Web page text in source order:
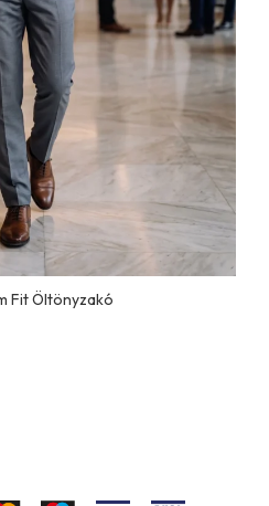
Fit Öltönyzakó